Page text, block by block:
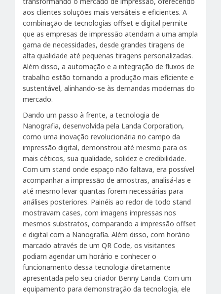
aos clientes soluções mais versáteis e eficientes. A
combinação de tecnologias offset e digital permite
que as empresas de impressão atendam a uma ampla
gama de necessidades, desde grandes tiragens de
alta qualidade até pequenas tiragens personalizadas.
Além disso, a automação e a integração de fluxos de
trabalho estão tornando a produção mais eficiente e
sustentável, alinhando-se às demandas modernas do
mercado.
Dando um passo à frente, a tecnologia de
Nanografia, desenvolvida pela Landa Corporation,
como uma inovação revolucionária no campo da
impressão digital, demonstrou até mesmo para os
mais céticos, sua qualidade, solidez e credibilidade.
Com um stand onde espaço não faltava, era possível
acompanhar a impressão de amostras, analisá-las e
até mesmo levar quantas forem necessárias para
análises posteriores. Painéis ao redor de todo stand
mostravam cases, com imagens impressas nos
mesmos substratos, comparando a impressão offset
e digital com a Nanografia. Além disso, com horário
marcado através de um QR Code, os visitantes
podiam agendar um horário e conhecer o
funcionamento dessa tecnologia diretamente
apresentada pelo seu criador Benny Landa. Com um
equipamento para demonstração da tecnologia, ele